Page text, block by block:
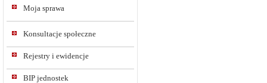
Moja sprawa
Konsultacje społeczne
Rejestry i ewidencje
BIP jednostek